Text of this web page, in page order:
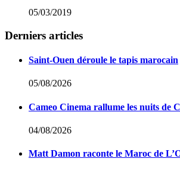
05/03/2019
Derniers articles
Saint-Ouen déroule le tapis marocain
05/08/2026
Cameo Cinema rallume les nuits de
04/08/2026
Matt Damon raconte le Maroc de